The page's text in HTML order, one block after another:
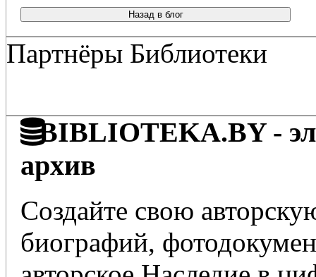
Назад в блог
Партнёры Библиотеки
BIBLIOTEKA.BY -
архив
Создайте свою
биографий,